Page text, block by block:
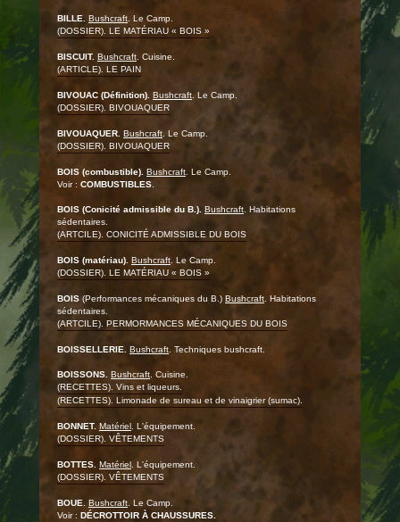
BILLE. Bushcraft . Le Camp.
(DOSSIER). LE MATÉRIAU « BOIS »
BISCUIT. Bushcraft . Cuisine.
(ARTICLE). LE PAIN
BIVOUAC (Définition). Bushcraft. Le Camp.
(DOSSIER). BIVOUAQUER
BIVOUAQUER. Bushcraft . Le Camp.
(DOSSIER). BIVOUAQUER
BOIS (combustible). Bushcraft . Le Camp.
Voir : COMBUSTIBLES
BOIS (Conicité admissible du B.). Bushcraft . Habitations
sédentaires.
(ARTCILE). CONICITÉ ADMISSIBLE DU BOIS
BOIS (matériau). Bushcraft . Le Camp.
(DOSSIER). LE MATÉRIAU « BOIS »
BOIS(Performances mécaniques du B.) Bushcraft . Habitations
sédentaires.
(ARTCILE). PERMORMANCES MÉCANIQUES DU BOIS
BOISSELLERIE. Bushcraft . Techniques bushcraft.
BOISSONS. Bushcraft . Cuisine.
(RECETTES). Vins et liqueurs.
(RECETTES). Limonade de sureau et de vinaigrier (sumac).
BONNET. Matériel . L'équipement.
(DOSSIER). VÊTEMENTS
BOTTES. Matériel . L'équipement.
(DOSSIER). VÊTEMENTS
BOUE Bushcraft . Le Camp.
Voir : DÉCROTTOIR À CHAUSSURES.